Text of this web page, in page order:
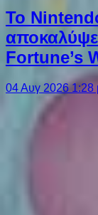
Το
Fortune’s
04 Αυγ 2026 1:28